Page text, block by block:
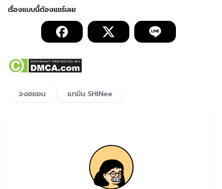
จงฮยอน แทมิน SHINee